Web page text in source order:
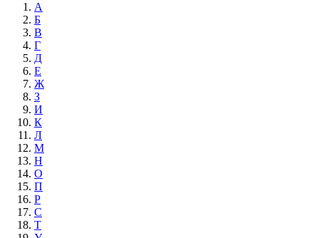
А
Б
В
Г
Д
Е
Ж
З
И
К
Л
М
Н
О
П
Р
С
Т